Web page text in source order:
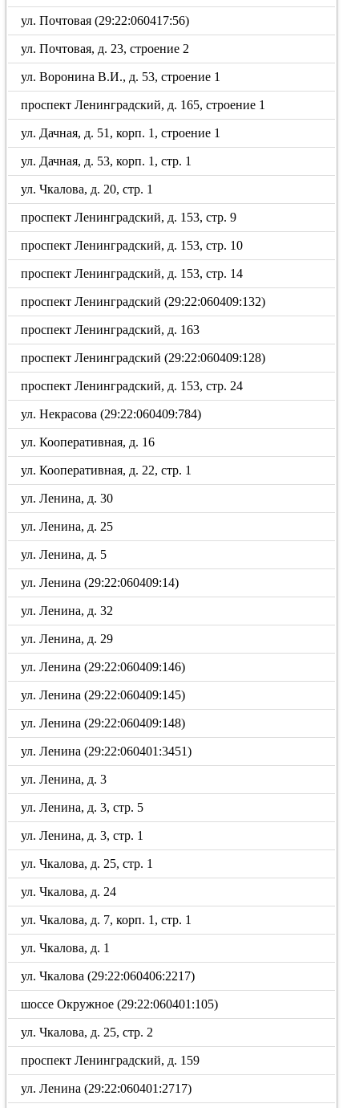
ул. Почтовая (29:22:060417:56)
ул. Почтовая, д. 23, строение 2
ул. Воронина В.И., д. 53, строение 1
проспект Ленинградский, д. 165, строение 1
ул. Дачная, д. 51, корп. 1, строение 1
ул. Дачная, д. 53, корп. 1, стр. 1
ул. Чкалова, д. 20, стр. 1
проспект Ленинградский, д. 153, стр. 9
проспект Ленинградский, д. 153, стр. 10
проспект Ленинградский, д. 153, стр. 14
проспект Ленинградский (29:22:060409:132)
проспект Ленинградский, д. 163
проспект Ленинградский (29:22:060409:128)
проспект Ленинградский, д. 153, стр. 24
ул. Некрасова (29:22:060409:784)
ул. Кооперативная, д. 16
ул. Кооперативная, д. 22, стр. 1
ул. Ленина, д. 30
ул. Ленина, д. 25
ул. Ленина, д. 5
ул. Ленина (29:22:060409:14)
ул. Ленина, д. 32
ул. Ленина, д. 29
ул. Ленина (29:22:060409:146)
ул. Ленина (29:22:060409:145)
ул. Ленина (29:22:060409:148)
ул. Ленина (29:22:060401:3451)
ул. Ленина, д. 3
ул. Ленина, д. 3, стр. 5
ул. Ленина, д. 3, стр. 1
ул. Чкалова, д. 25, стр. 1
ул. Чкалова, д. 24
ул. Чкалова, д. 7, корп. 1, стр. 1
ул. Чкалова, д. 1
ул. Чкалова (29:22:060406:2217)
шоссе Окружное (29:22:060401:105)
ул. Чкалова, д. 25, стр. 2
проспект Ленинградский, д. 159
ул. Ленина (29:22:060401:2717)